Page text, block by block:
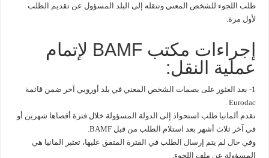
طلب اللجوء للشخص المعني وتنقله إلى البلد المسؤول عن تقديم الطلب
لأول مرة.
إجراءات مكتب BAMF لإتمام
عملية النقل:
1- بعد العثور على بصمات الشخص المعني في بلد أوروبي آخر ضمن قائمة
Eurodac .
تقدم ألمانيا طلب استحواذ إلى الدولة المسؤولة خلال فترة أقصاها شهرين أو
في آخر ثلاث أشهر بعد استلام الطلب من قبل BAMF.
وفي حال لم يتم إرسال الطلب في الفترة المتفق عليها، تعتبر المانيا هي
المسؤولة عن ملف اللجوء.